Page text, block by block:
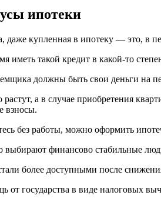
ипотеки
даже купленная в ипотеку — это, в
иметь такой кредит в какой-то
должны быть свои деньги на
а в случае приобретения
взносы.
без работы, можно оформить
финансово стабильные
более доступными после
от государства в виде налоговых